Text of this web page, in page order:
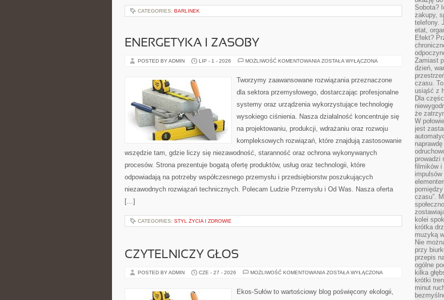
CATEGORIES: BARLINEK
ENERGETYKA I ZASOBY
POSTED BY ADMIN LIP - 1 - 2026 MOŻLIWOŚĆ KOMENTOWANIA ENERGETYKA
ZOSTAŁA WYŁĄCZONA
Tworzymy zaawansowane rozwiązania przeznaczone
dla sektora przemysłowego, dostarczając profesjonalne
systemy oraz urządzenia wykorzystujące technologię
wysokiego ciśnienia. Nasza działalność koncentruje się
na projektowaniu, produkcji, wdrażaniu oraz rozwoju
kompleksowych rozwiązań, które znajdują zastosowanie
wszędzie tam, gdzie liczy się niezawodność, staranność oraz ochrona wykonywanych
procesów. Strona prezentuje bogatą ofertę produktów, usług oraz technologii, które
odpowiadają na potrzeby współczesnego przemysłu i przedsiębiorstw poszukujących
niezawodnych rozwiązań technicznych. Polecam Ludzie Przemysłu i Od Was. Nasza oferta
[…]
CATEGORIES: STYL ŻYCIA I ZDROWIE
CZYTELNICZY GŁOS
POSTED BY ADMIN CZE - 27 - 2026 MOŻLIWOŚĆ KOMENTOWANIA CZYTELNICZY
ZOSTAŁA WYŁĄCZONA
Ekos-Sułów to wartościowy blog poświęcony ekologii,
Sobota?
zakupy,
telefony.
etat,
Efekt?
Zamiast
dzień,
czasu.
usiąść z
Dla
że
W
jest
prowadzi
filmików i
czasu”.
kolei
krótka
muzyką
Nie
przy
przepis
ogólne
kilka
krótki
minut